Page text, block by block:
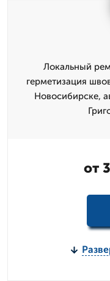
Локальный
герметизация
Новосибирске,
от